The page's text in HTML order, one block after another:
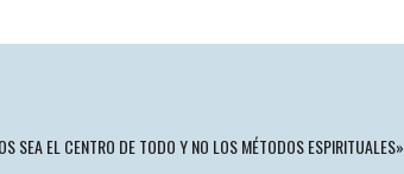
SEA EL CENTRO DE TODO Y NO LOS MÉTODOS ESPIRITUALES»